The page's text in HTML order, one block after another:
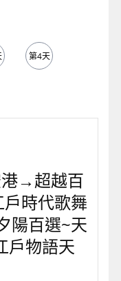
第4天
→超越百
時代歌舞
陽百選~天
物語天